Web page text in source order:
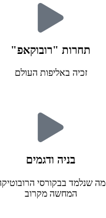
תחרות "רובוקאפ"
זכיה באליפות העולם
בניה ודגמים
מה שנלמד בבקורסי הרובוטיקה
המחשה מקרוב